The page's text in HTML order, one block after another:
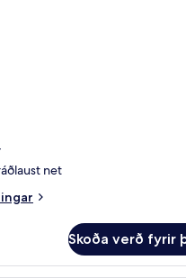
net
Skoða verð fyrir